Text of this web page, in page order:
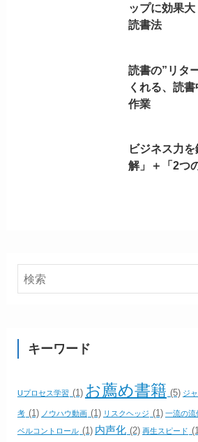
ップに効果大
読書法
読書の”リタ
くれる、読
作業
ビジネス力
解」＋「2つ
キーワード
Uプロセス学習 (1) お薦め書籍 (5) ジ
考 (1) ノウハウ動画 (1) リスクヘッジ (1) 一流の流
ベルコントロール (1) 内声化 (2) 再生スピード